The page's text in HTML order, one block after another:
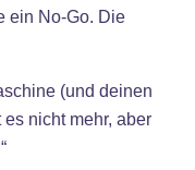
ein No-Go. Die
(und deinen
es nicht mehr, aber